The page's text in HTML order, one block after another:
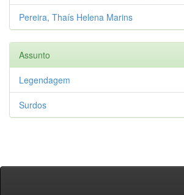
Pereira, Thaís Helena Marins
Assunto
Legendagem
Surdos